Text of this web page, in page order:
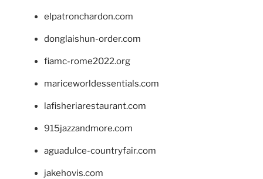
elpatronchardon.com
donglaishun-order.com
fiamc-rome2022.org
mariceworldessentials.com
lafisheriarestaurant.com
915jazzandmore.com
aguadulce-countryfair.com
jakehovis.com